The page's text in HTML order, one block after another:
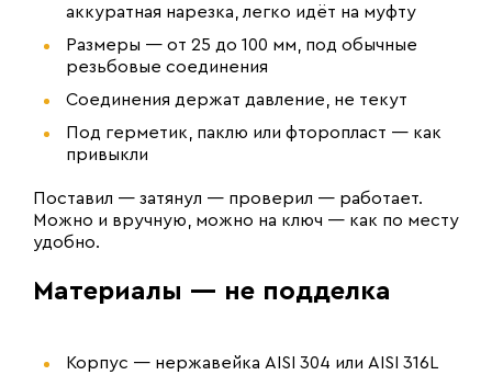
аккуратная нарезка, легко идёт на муфту
Размеры — от 25 до 100 мм, под обычные
резьбовые соединения
Соединения держат давление, не текут
Под герметик, паклю или фторопласт — как
привыкли
Поставил — затянул — проверил — работает.
Можно и вручную, можно на ключ — как по месту
удобно.
Материалы — не подделка
Корпус — нержавейка AISI 304 или AISI 316L